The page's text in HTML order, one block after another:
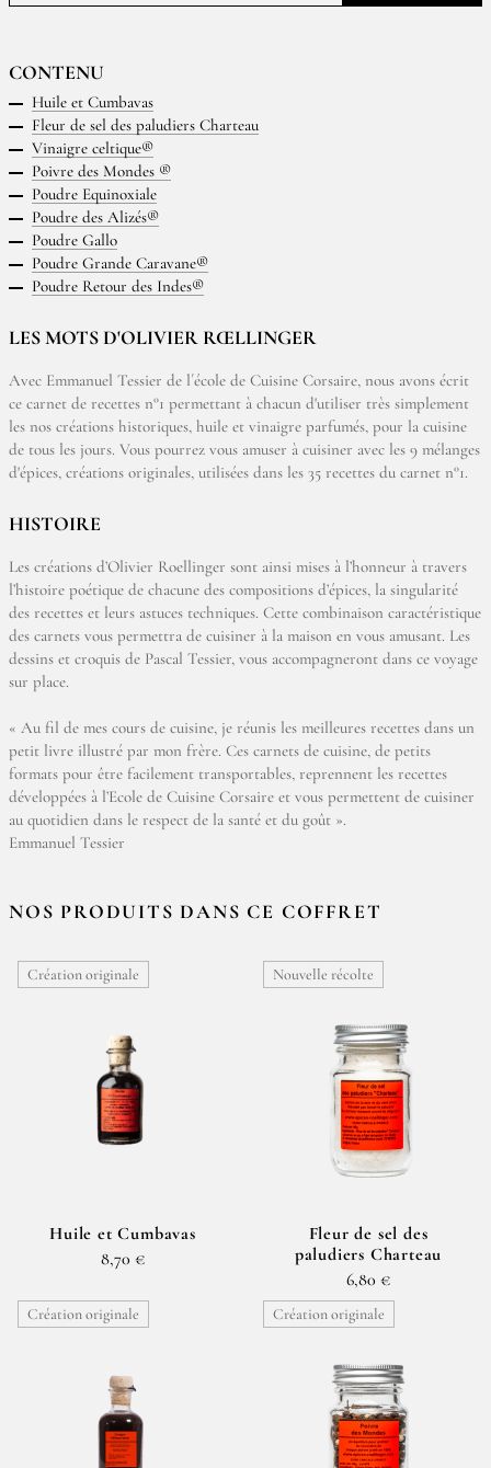
CONTENU
Huile et Cumbavas
Fleur de sel des paludiers Charteau
Vinaigre celtique®
Poivre des Mondes ®
Poudre Equinoxiale
Poudre des Alizés®
Poudre Gallo
Poudre Grande Caravane®
Poudre Retour des Indes®
LES MOTS D'OLIVIER RŒLLINGER
Avec Emmanuel Tessier de l´école de Cuisine Corsaire, nous avons écrit
ce carnet de recettes n°1 permettant à chacun d'utiliser très simplement
les nos créations historiques, huile et vinaigre parfumés, pour la cuisine
de tous les jours. Vous pourrez vous amuser à cuisiner avec les 9 mélanges
d'épices, créations originales, utilisées dans les 35 recettes du carnet n°1.
HISTOIRE
Les créations d’Olivier Roellinger sont ainsi mises à l’honneur à travers
l’histoire poétique de chacune des compositions d’épices, la singularité
des recettes et leurs astuces techniques. Cette combinaison caractéristique
des carnets vous permettra de cuisiner à la maison en vous amusant. Les
dessins et croquis de Pascal Tessier, vous accompagneront dans ce voyage
sur place.
« Au fil de mes cours de cuisine, je réunis les meilleures recettes dans un
petit livre illustré par mon frère. Ces carnets de cuisine, de petits
formats pour être facilement transportables, reprennent les recettes
développées à l’Ecole de Cuisine Corsaire et vous permettent de cuisiner
au quotidien dans le respect de la santé et du goût ».
Emmanuel Tessier
NOS PRODUITS DANS CE COFFRET
Création originale
Huile et Cumbavas
8,70 €
Nouvelle récolte
Fleur de sel des
paludiers Charteau
6,80 €
Création originale Création originale